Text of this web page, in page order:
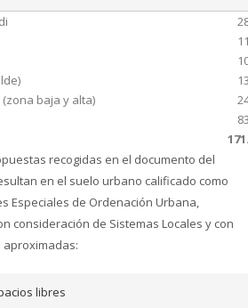
baja y alta)
recogidas en el documento del
en el suelo urbano calificado como
Especiales de Ordenación Urbana,
consideración de Sistemas Locales y con
libres